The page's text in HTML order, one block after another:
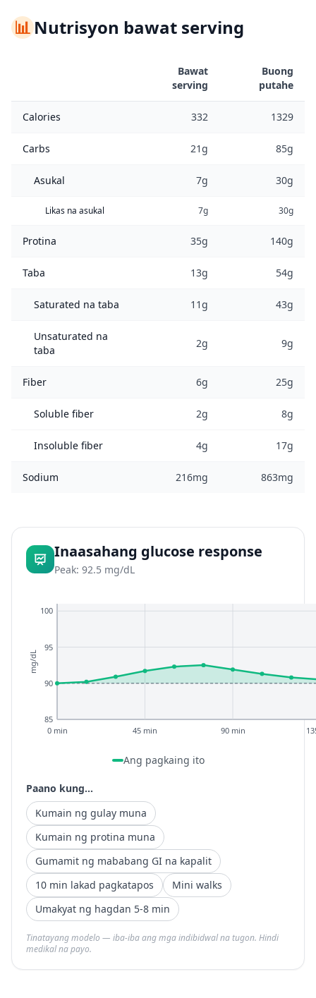
📊Nutrisyon bawat serving
Bawat
serving
Buong
putahe
Calories 332 1329
Carbs 21g 85g
Asukal 7g 30g
Likas na asukal 7g 30g
Protina 35g 140g
Taba 13g 54g
Saturated na taba 11g 43g
Unsaturated na
taba
2g 9g
Fiber 6g 25g
Soluble fiber 2g 8g
Insoluble fiber 4g 17g
Sodium 216mg 863mg
Inaasahang glucose response
Peak: 92.5 mg/dL
85
90
95
100
0 min 45 min 90 min
mg/dL
Ang pagkaing ito
Paano kung...
Kumain ng gulay muna
Kumain ng protina muna
Gumamit ng mababang GI na kapalit
10 min lakad pagkatapos
Mini walks
Umakyat ng hagdan 5-8 min
Tinatayang modelo — iba-iba ang mga indibidwal na tugon. Hindi
medikal na payo.